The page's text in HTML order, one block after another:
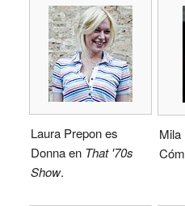
Laura Prepon es
Donna en That '70s
Show.
Mila